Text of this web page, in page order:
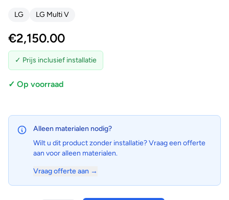
LG LG Multi V
€2,150.00
✓ Prijs inclusief installatie
✓ Op voorraad
Alleen materialen nodig?
Wilt u dit product zonder installatie? Vraag een offerte
aan voor alleen materialen.
Vraag offerte aan →